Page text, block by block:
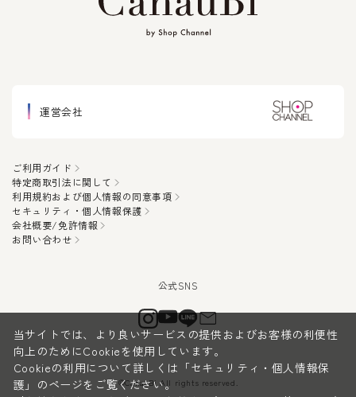
運営会社
ご利用ガイド
特定商取引法に関して
利用規約および個人情報の同意事項
セキュリティ・個人情報保護
会社概要/免許情報
お問い合わせ
©CanauBi All rights reserved.
当サイトでは、より良いサービスの提供およびお客様の利便性
向上のためにCookieを使用しています。
Cookieの利用について詳しくは 「セキュリティ・個人情報保
護」 のページをご覧ください。